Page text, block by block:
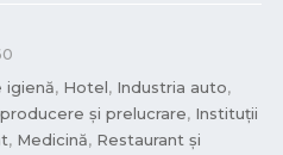
igienă, Hotel, Industria auto,
și prelucrare, Instituții
, Medicină, Restaurant și